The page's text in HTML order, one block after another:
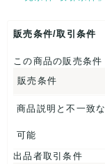
アウトソール全長：
【 商品札 】
なし
販売条件/取引条件
この商品の販売条件
販売条件
商品説明と不一致
可能
出品者取引条件